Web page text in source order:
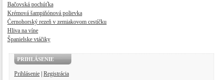
Bačovská pochúťka
Krémová šampiňónová polievka
​Ćernohorský rezeň v zemiakovom cestíčku
Hliva na víne
Španielske vtáčiky
PRIHLÁSENIE
Prihlásenie Registrácia